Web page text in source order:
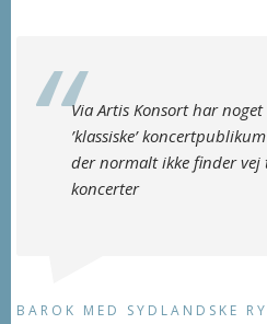
Via Artis Konsort har
’klassiske’
der normalt ikke finder vej
koncerter
BAROK MED SYDLANDSKE